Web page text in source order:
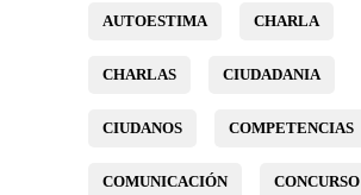
AUTOESTIMA CHARLA
CHARLAS CIUDADANIA
CIUDANOS COMPETENCIAS
COMUNICACIÓN CONCURSO